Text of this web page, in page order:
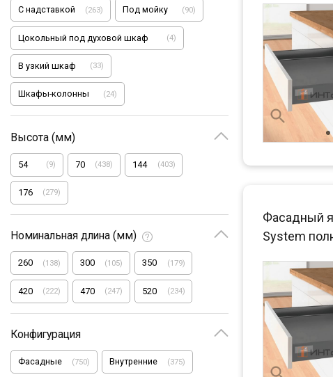
С надставкой (263) Под мойку (90)
Цокольный под духовой шкаф (4)
В узкий шкаф (33)
Шкафы-колонны (24)
Высота (мм)
54 (9) 70 (438) 144 (403)
176 (279)
Номинальная длина (мм)
260 (138) 300 (105) 350 (179)
420 (222) 470 (247) 520 (234)
Конфигурация
Фасадные (750) Внутренние (375)
Фасадный
System